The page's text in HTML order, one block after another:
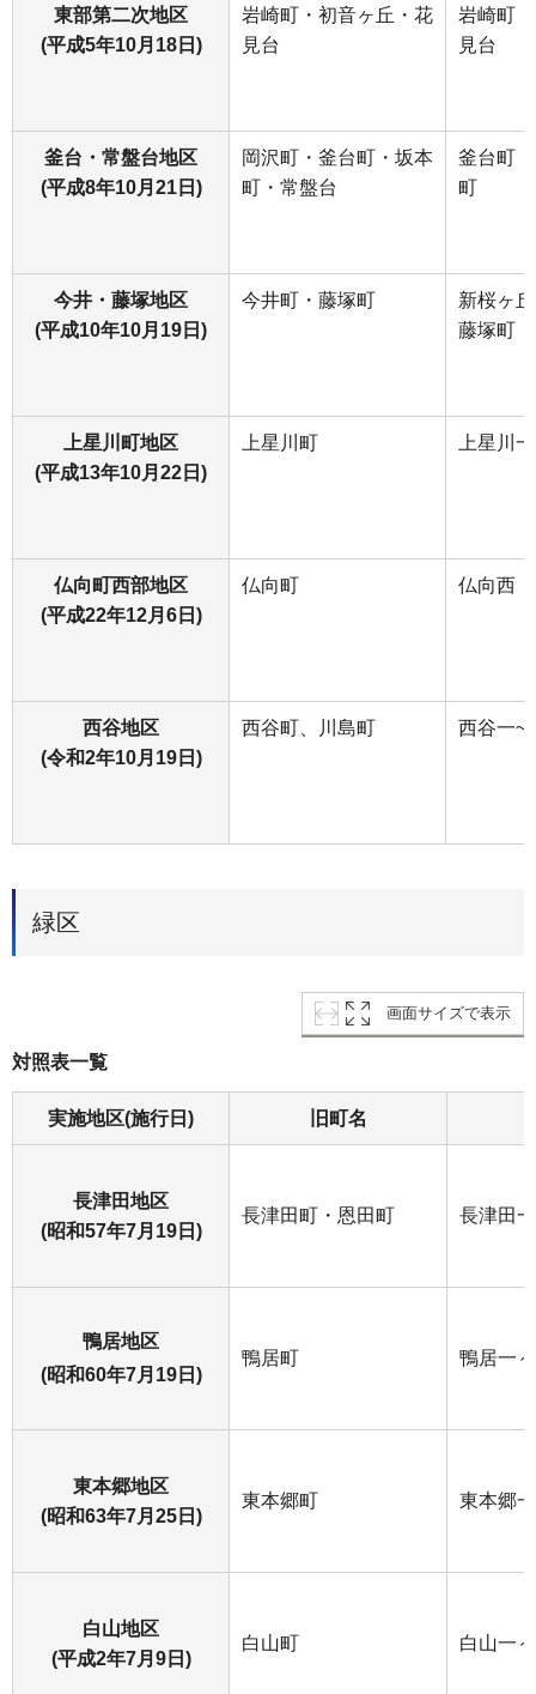
東部第二次地区
(平成5年10月18日)
岩崎町・初音ヶ丘・花
見台
岩崎町
見台
釜台・常盤台地区
(平成8年10月21日)
岡沢町・釜台町・坂本
町・常盤台
釜台町
町
今井・藤塚地区
(平成10年10月19日)
今井町・藤塚町
新桜ヶ
藤塚町
上星川町地区
(平成13年10月22日)
上星川町 上星川
仏向町西部地区
(平成22年12月6日)
仏向町 仏向西
西谷地区
(令和2年10月19日)
西谷町、川島町 西谷一~
緑区
画面サイズで表示
対照表一覧
実施地区(施行日) 旧町名
長津田地区
(昭和57年7月19日)
長津田町・恩田町 長津田
鴨居地区
(昭和60年7月19日)
鴨居町 鴨居一
東本郷地区
(昭和63年7月25日)
東本郷町 東本郷
白山地区
(平成2年7月9日)
白山町 白山一